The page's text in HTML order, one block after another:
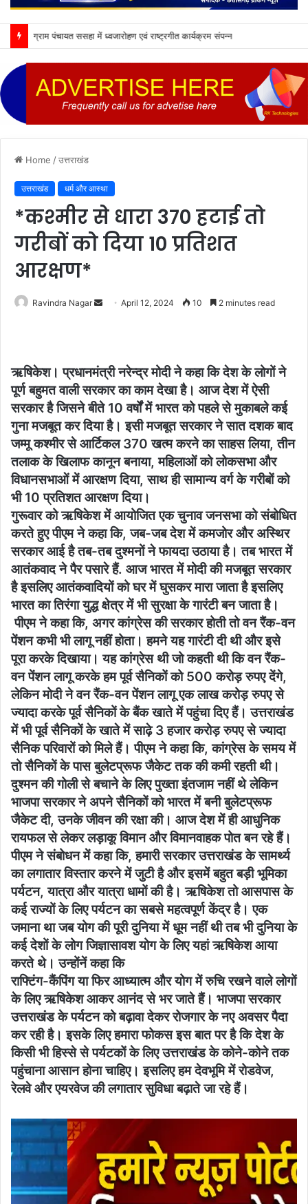
ग्राम पंचायत ससहा में ध्वजारोहण एवं राष्ट्रगीत कार्यक्रम संपन्न
Home /उत्तराखंड
उत्तराखंड धर्म और आस्था
*कश्मीर से धारा 370 हटाई तो
गरीबों को दिया 10 प्रतिशत
आरक्षण*
Ravindra Nagar
Send April 12, 2024 10 2 minutes read
ऋषिकेश। प्रधानमंत्री नरेन्द्र मोदी ने कहा कि देश के लोगों ने
पूर्ण बहुमत वाली सरकार का काम देखा है। आज देश में ऐसी
सरकार है जिसने बीते 10 वर्षों में भारत को पहले से मुकाबले कई
गुना मजबूत कर दिया है। इसी मजबूत सरकार ने सात दशक बाद
जम्मू कश्मीर से आर्टिकल 370 खत्म करने का साहस लिया, तीन
तलाक के खिलाफ कानून बनाया, महिलाओं को लोकसभा और
विधानसभाओं में आरक्षण दिया, साथ ही सामान्य वर्ग के गरीबों को
भी 10 प्रतिशत आरक्षण दिया।
गुरूवार को ऋषिकेश में आयोजित एक चुनाव जनसभा को संबोधित
करते हुए पीएम ने कहा कि, जब-जब देश में कमजोर और अस्थिर
सरकार आई है तब-तब दुश्मनों ने फायदा उठाया है। तब भारत में
आतंकवाद ने पैर पसारे हैं. आज भारत में मोदी की मजबूत सरकार
है इसलिए आतंकवादियों को घर में घुसकर मारा जाता है इसलिए
भारत का तिरंगा युद्ध क्षेत्र में भी सुरक्षा के गारंटी बन जाता है।
पीएम ने कहा कि, अगर कांग्रेस की सरकार होती तो वन रैंक-वन
पेंशन कभी भी लागू नहीं होता। हमने यह गारंटी दी थी और इसे
पूरा करके दिखाया। यह कांग्रेस थी जो कहती थी कि वन रैंक-
वन पेंशन लागू करके हम पूर्व सैनिकों को 500 करोड़ रुपए देंगे,
लेकिन मोदी ने वन रैंक-वन पेंशन लागू एक लाख करोड़ रुपए से
ज्यादा करके पूर्व सैनिकों के बैंक खाते में पहुंचा दिए हैं। उत्तराखंड
में भी पूर्व सैनिकों के खाते में साढ़े 3 हजार करोड़ रुपए से ज्यादा
सैनिक परिवारों को मिले हैं। पीएम ने कहा कि, कांग्रेस के समय में
तो सैनिकों के पास बुलेटप्रूफ जैकेट तक की कमी रहती थी।
दुश्मन की गोली से बचाने के लिए पुख्ता इंतजाम नहीं थे लेकिन
भाजपा सरकार ने अपने सैनिकों को भारत में बनी बुलेटप्रूफ
जैकेट दी, उनके जीवन की रक्षा की। आज देश में ही आधुनिक
रायफल से लेकर लड़ाकू विमान और विमानवाहक पोत बन रहे हैं।
पीएम ने संबोधन में कहा कि, हमारी सरकार उत्तराखंड के सामर्थ्य
का लगातार विस्तार करने में जुटी है और इसमें बहुत बड़ी भूमिका
पर्यटन, यात्रा और यात्रा धामों की है। ऋषिकेश तो आसपास के
कई राज्यों के लिए पर्यटन का सबसे महत्वपूर्ण केंद्र है। एक
जमाना था जब योग की पूरी दुनिया में धूम नहीं थी तब भी दुनिया के
कई देशों के लोग जिज्ञासावश योग के लिए यहां ऋषिकेश आया
करते थे। उन्होंनें कहा कि
राफ्टिंग-कैंपिंग या फिर आध्यात्म और योग में रुचि रखने वाले लोगों
के लिए ऋषिकेश आकर आनंद से भर जाते हैं। भाजपा सरकार
उत्तराखंड के पर्यटन को बढ़ावा देकर रोजगार के नए अवसर पैदा
कर रही है। इसके लिए हमारा फोकस इस बात पर है कि देश के
किसी भी हिस्से से पर्यटकों के लिए उत्तराखंड के कोने-कोने तक
पहुंचाना आसान होना चाहिए। इसलिए हम देवभूमि में रोडवेज,
रेलवे और एयरवेज की लगातार सुविधा बढ़ाते जा रहे हैं।